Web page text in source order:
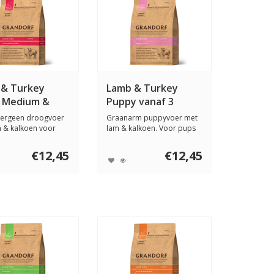
Turkey
&
droogvoer
& kalkoen voor
€12,45
Lamb & Turkey
Puppy vanaf 3
weken
Graanarm puppyvoer met
lam & kalkoen. Voor pups
€12,45